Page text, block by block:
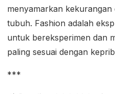
menyamarkan
tubuh. Fashion adalah
untuk bereksperimen dan
paling sesuai dengan
***